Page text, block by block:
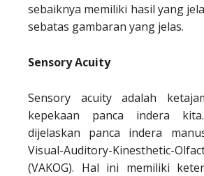
sebaiknya memiliki hasil yang
sebatas gambaran yang jelas.
Sensory Acuity
Sensory acuity adalah
kepekaan panca indera
dijelaskan panca indera
Visual-Auditory-Kinesthetic-
(VAKOG). Hal ini memiliki